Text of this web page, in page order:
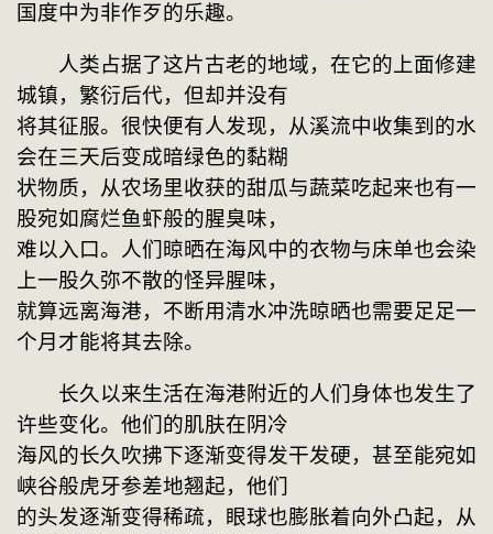
国度中为非作歹的乐趣。
人类占据了这片古老的地域，在它的上面修建
城镇，繁衍后代，但却并没有
将其征服。很快便有人发现，从溪流中收集到的水
会在三天后变成暗绿色的黏糊
状物质，从农场里收获的甜瓜与蔬菜吃起来也有一
股宛如腐烂鱼虾般的腥臭味，
难以入口。人们晾晒在海风中的衣物与床单也会染
上一股久弥不散的怪异腥味，
就算远离海港，不断用清水冲洗晾晒也需要足足一
个月才能将其去除。
长久以来生活在海港附近的人们身体也发生了
许些变化。他们的肌肤在阴冷
海风的长久吹拂下逐渐变得发干发硬，甚至能宛如
峡谷般虎牙参差地翘起，他们
的头发逐渐变得稀疏，眼球也膨胀着向外凸起，从